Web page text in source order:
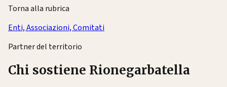
Torna alla rubrica
Enti, Associazioni, Comitati
Partner del territorio
Chi sostiene Rionegarbatella